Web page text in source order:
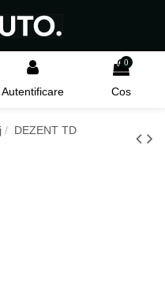
Autentificare
0
Cos
DEZENT TD